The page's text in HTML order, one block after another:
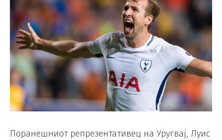
Поранешниот репрезентативец на Уругвај, Луис